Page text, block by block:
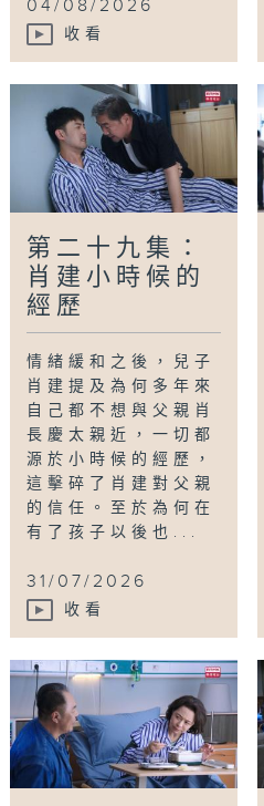
04/08/2026
收看
第二十九集：
肖建小時候的
經歷
情緒緩和之後，兒子
肖建提及為何多年來
自己都不想與父親肖
長慶太親近，一切都
源於小時候的經歷，
這擊碎了肖建對父親
的信任。至於為何在
有了孩子以後也...
31/07/2026
收看